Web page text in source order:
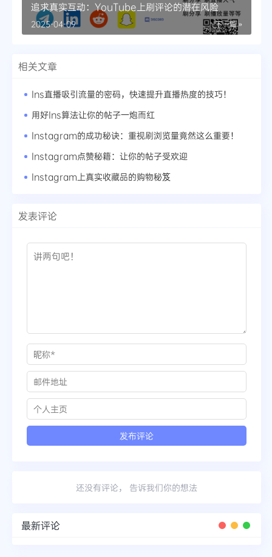
追求真实互动：YouTube上刷评论的潜在风险
下一篇 »
2025-04-09
相关文章
Ins直播吸引流量的密码，快速提升直播热度的技巧！
用好Ins算法让你的帖子一炮而红
Instagram的成功秘诀：重视刷浏览量竟然这么重要！
Instagram点赞秘籍：让你的帖子受欢迎
Instagram上真实收藏品的购物秘笈
发表评论
还没有评论， 告诉我们你的想法
最新评论